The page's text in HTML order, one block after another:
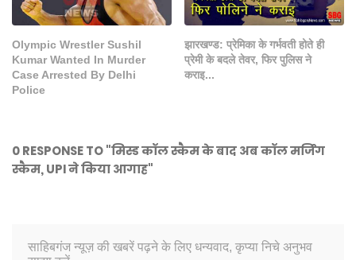
Olympic Wrestler Sushil
Kumar Wanted In Murder
Case Arrested By Delhi
Police
झारखण्ड: प्रेमिका के गर्भवती होते ही
प्रेमी के बदले तेवर, फिर पुलिस ने
कराइ...
0 RESPONSE TO "मिस्ड कॉल स्कैम के बाद अब कॉल मर्जिंग
स्कैम, UPI ने किया आगाह"
साहिबगंज न्यूज़ की खबरें पढ़ने के लिए धन्यवाद, कृप्या निचे अनुभव